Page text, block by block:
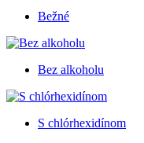
Bežné
Bez alkoholu
S chlórhexidínom